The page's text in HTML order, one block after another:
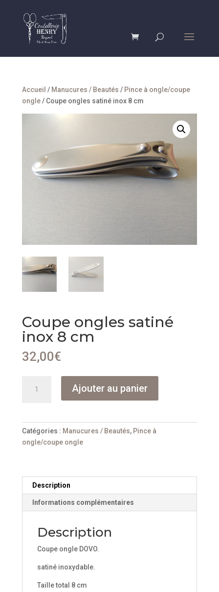
Accueil / Manucures / Beautés / Pince à ongle/coupe
ongle/ Coupe ongles satiné inox 8 cm
Coupe ongles satiné
inox 8 cm
32,00€
Ajouter au panier
Catégories : Manucures / Beautés, Pince à
ongle/coupe ongle
Description
Informations complémentaires
Description
Coupe ongle DOVO.
satiné inoxydable.
Taille total 8 cm